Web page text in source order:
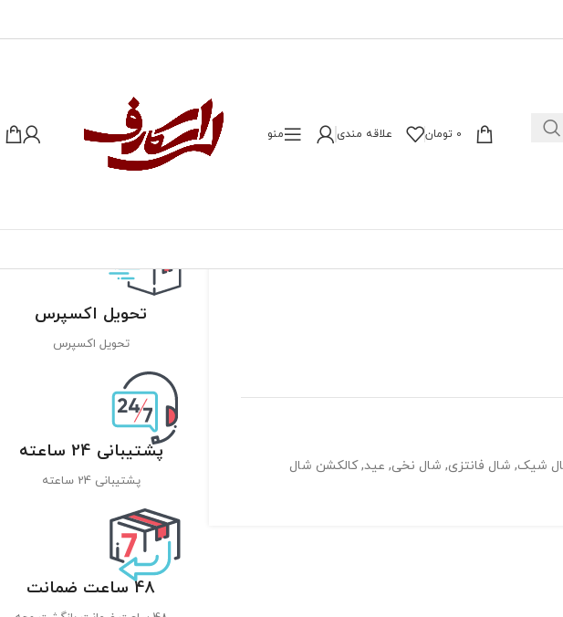
0 تومان علاقه مندی منو
شیک, شال فانتزی, شال نخی, عید, کالکشن شال
تحویل اکسپرس
تحویل اکسپرس
پشتیبانی 24 ساعته
پشتیبانی 24 ساعته
48 ساعت ضمانت